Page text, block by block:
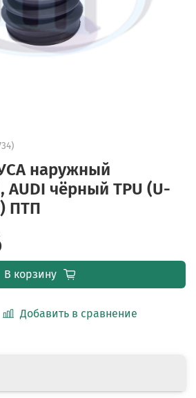
наружный
AUDI чёрный TPU (U-
ПТП
Добавить в сравнение
В корзину